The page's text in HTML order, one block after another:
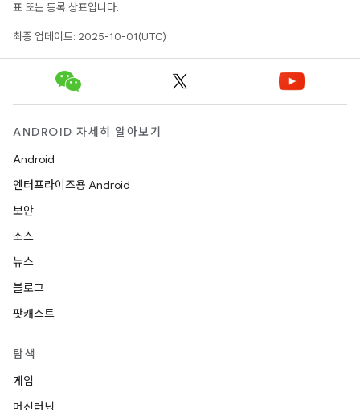
표 또는 등록 상표입니다.
최종 업데이트: 2025-10-01(UTC)
ANDROID 자세히 알아보기
Android
엔터프라이즈용 Android
보안
소스
뉴스
블로그
팟캐스트
탐색
게임
머신러닝